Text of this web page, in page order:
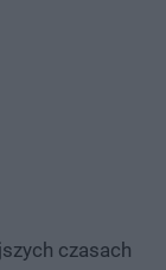
czasach